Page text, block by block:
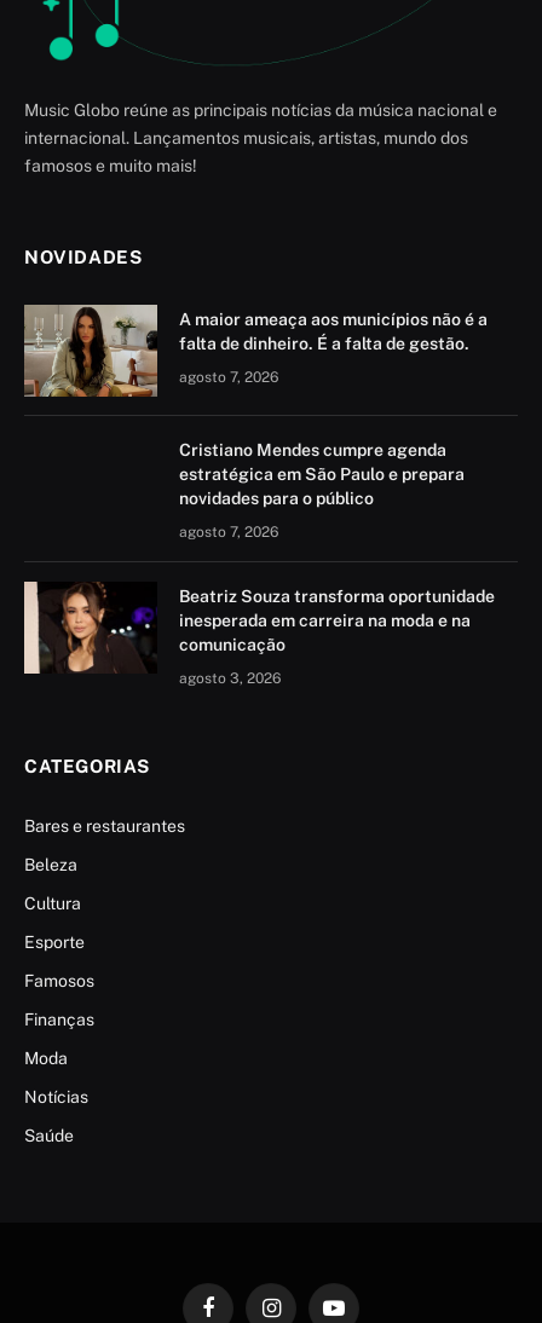
Music Globo reúne as principais notícias da música nacional e
internacional. Lançamentos musicais, artistas, mundo dos
famosos e muito mais!
NOVIDADES
A maior ameaça aos municípios não é a
falta de dinheiro. É a falta de gestão.
agosto 7, 2026
Cristiano Mendes cumpre agenda
estratégica em São Paulo e prepara
novidades para o público
agosto 7, 2026
Beatriz Souza transforma oportunidade
inesperada em carreira na moda e na
comunicação
agosto 3, 2026
CATEGORIAS
Bares e restaurantes
Beleza
Cultura
Esporte
Famosos
Finanças
Moda
Notícias
Saúde
FacebookInstagramYouTube